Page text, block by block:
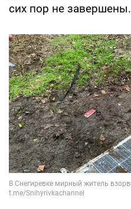
сих пор не завершены.